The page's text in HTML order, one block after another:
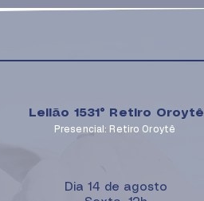
Leilão 1531° Retiro Oroytê
Presencial: Retiro Oroytê
Dia 14 de agosto